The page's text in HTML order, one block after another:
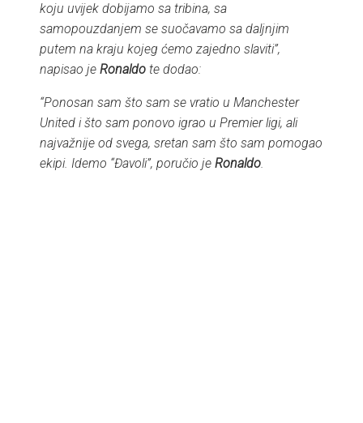
koju uvijek dobijamo sa tribina, sa
samopouzdanjem se suočavamo sa daljnjim
putem na kraju kojeg ćemo zajedno slaviti”,
napisao jeRonaldo te dodao:
“Ponosan sam što sam se vratio u Manchester
United i što sam ponovo igrao u Premier ligi, ali
najvažnije od svega, sretan sam što sam pomogao
ekipi. Idemo “Đavoli”, poručio jeRonaldo.